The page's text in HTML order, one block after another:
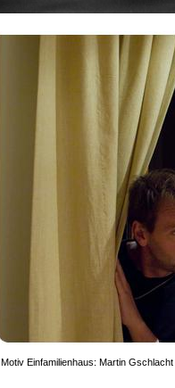
Motiv Einfamilienhaus: Martin